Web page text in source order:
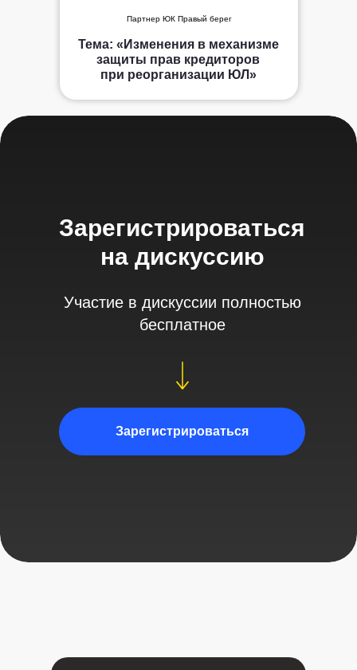
Тема: «Изменения в механизме
защиты прав кредиторов
при реорганизации ЮЛ»
Партнер ЮК Правый берег
Зарегистрироваться
на дискуссию
Участие в дискуссии полностью
бесплатное
Зарегистрироваться